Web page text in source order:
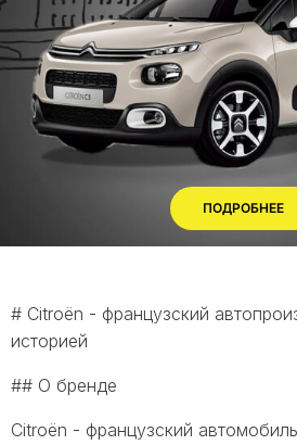
ПОДРОБНЕЕ
# Citroën - французский
историей
## О бренде
Citroën - французский